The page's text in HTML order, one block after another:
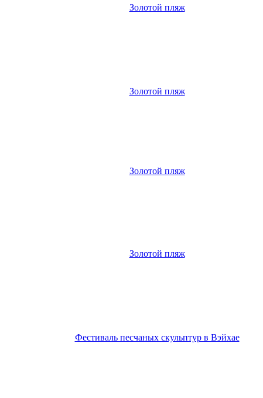
Золотой пляж
Золотой пляж
Золотой пляж
Золотой пляж
Фестиваль песчаных скульптур в Вэйхае